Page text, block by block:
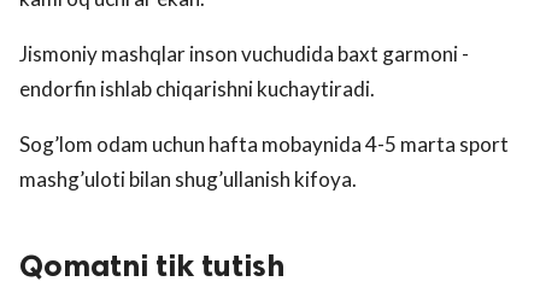
Jismoniy mashqlar inson vuchudida baxt garmoni -
endorfin ishlab chiqarishni kuchaytiradi.
Sog’lom odam uchun hafta mobaynida 4-5 marta sport
mashg’uloti bilan shug’ullanish kifoya.
Qomatni tik tutish